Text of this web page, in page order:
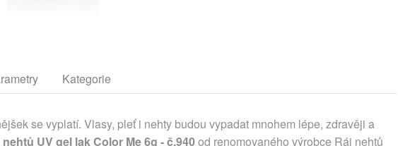
Kategorie
se vyplatí. Vlasy, pleť i nehty budou vypadat mnohem lépe, zdravěji a
nehtů UV gel lak Color Me 6g - č.940od renomovaného výrobce Ráj nehtů